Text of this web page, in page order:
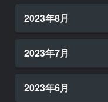
2023年8月
2023年7月
2023年6月